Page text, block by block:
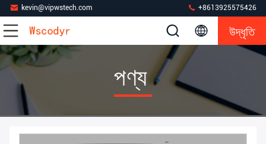
kevin@vipwstech.com +8613925575426
উদ্ধৃতি
পণ্য